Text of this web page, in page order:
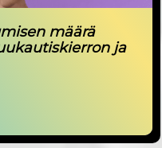
määrä
ja